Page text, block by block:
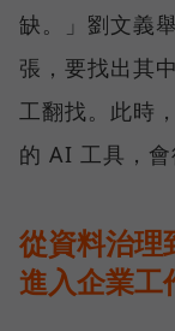
缺。」劉文義
張，要找出其
工翻找。此時
的 AI 工具，會
從資料治理
進入企業工